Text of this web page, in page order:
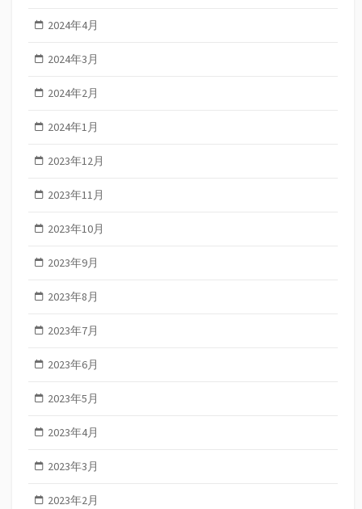
2024年4月
2024年3月
2024年2月
2024年1月
2023年12月
2023年11月
2023年10月
2023年9月
2023年8月
2023年7月
2023年6月
2023年5月
2023年4月
2023年3月
2023年2月